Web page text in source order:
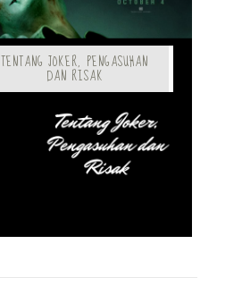
TENTANG JOKER, PENGASUHAN
DAN RISAK